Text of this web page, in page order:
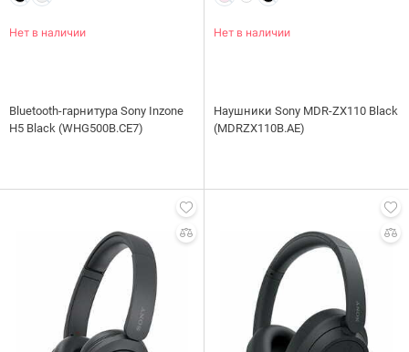
Нет в наличии
Bluetooth-гарнитура Sony Inzone
H5 Black (WHG500B.CE7)
Нет в наличии
Наушники Sony MDR-ZX110 Black
(MDRZX110B.AE)